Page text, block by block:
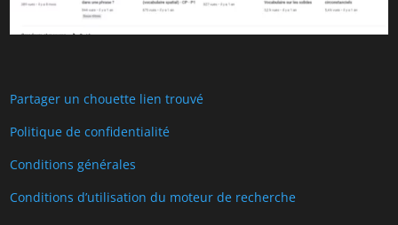
Partager un chouette lien trouvé
Politique de confidentialité
Conditions générales
Conditions d’utilisation du moteur de recherche